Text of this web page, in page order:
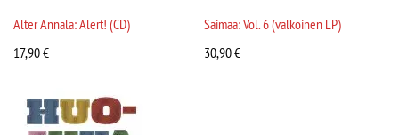
Alter Annala: Alert! (CD)
17,90€
Saimaa: Vol. 6 (valkoinen LP)
30,90€